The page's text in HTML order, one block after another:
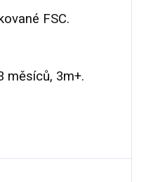
FSC.
měsíců, 3m+.